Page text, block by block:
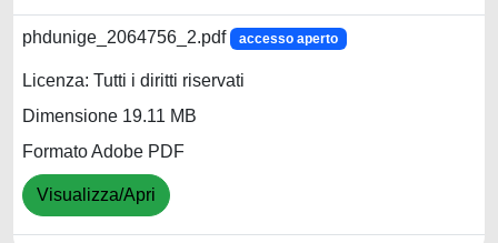
phdunige_2064756_2.pdf accesso aperto
Licenza: Tutti i diritti riservati
Dimensione 19.11 MB
Formato Adobe PDF
Visualizza/Apri